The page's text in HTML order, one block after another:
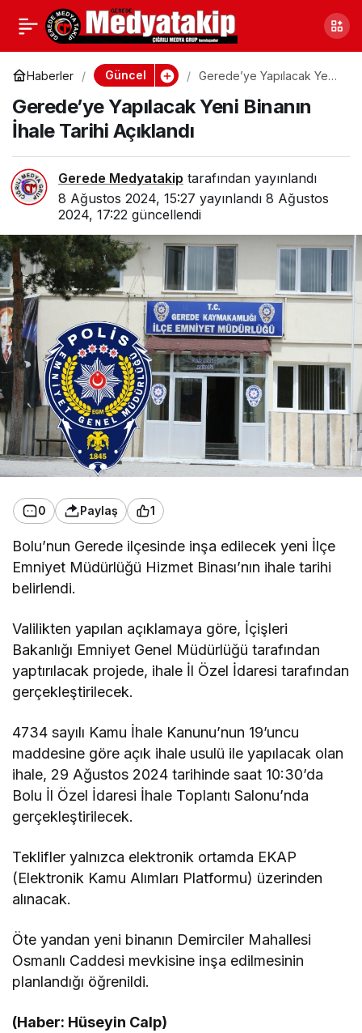
Haberler Güncel
Gerede’ye Yapılacak Yeni
Açıklandı
Gerede’ye Yapılacak Yeni Binanın
İhale Tarihi Açıklandı
Gerede Medyatakip tarafından yayınlandı
8 Ağustos 2024, 15:27 yayınlandı 8 Ağustos
2024, 17:22 güncellendi
0 Paylaş 1
Bolu’nun Gerede ilçesinde inşa edilecek yeni İlçe
Emniyet Müdürlüğü Hizmet Binası’nın ihale tarihi
belirlendi.
Valilikten yapılan açıklamaya göre, İçişleri
Bakanlığı Emniyet Genel Müdürlüğü tarafından
yaptırılacak projede, ihale İl Özel İdaresi tarafından
gerçekleştirilecek.
4734 sayılı Kamu İhale Kanunu’nun 19’uncu
maddesine göre açık ihale usulü ile yapılacak olan
ihale, 29 Ağustos 2024 tarihinde saat 10:30’da
Bolu İl Özel İdaresi İhale Toplantı Salonu’nda
gerçekleştirilecek.
Teklifler yalnızca elektronik ortamda EKAP
(Elektronik Kamu Alımları Platformu) üzerinden
alınacak.
Öte yandan yeni binanın Demirciler Mahallesi
Osmanlı Caddesi mevkisine inşa edilmesinin
planlandığı öğrenildi.
(Haber: Hüseyin Calp)
Boluspor, Iğdır FK
Maçına Odaklandı
Paylaş